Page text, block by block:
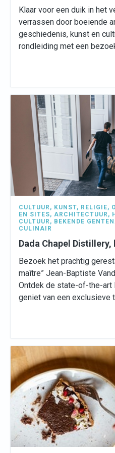
Klaar voor een duik in het
verrassen door boeiende
geschiedenis, kunst en
rondleiding met een
CULTUUR , KUNST, RELIGIE,
EN SITES, ARCHITECTUUR ,
CULTUUR , BEKENDE
CULINAIR
Dada Chapel
Bezoek het prachtig
maître” Jean-Baptiste
Ontdek de state-of-the-art
geniet van een exclusieve